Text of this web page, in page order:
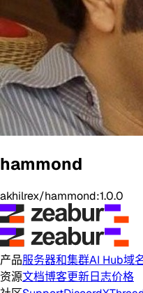
hammond
akhilrex/hammond:1.0.0
产品服务器和集群AI Hub域
资源文档博客更新日志价格